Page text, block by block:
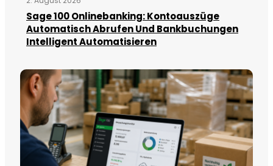
Sage 100 Onlinebanking: Kontoauszüge
Automatisch Abrufen Und Bankbuchungen
Intelligent Automatisieren